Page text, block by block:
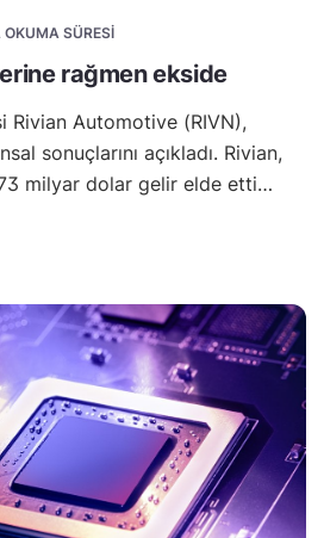
SÜRESI
rağmen ekside
Rivian Automotive (RIVN),
sonuçlarını açıkladı. Rivian,
milyar dolar gelir elde etti…